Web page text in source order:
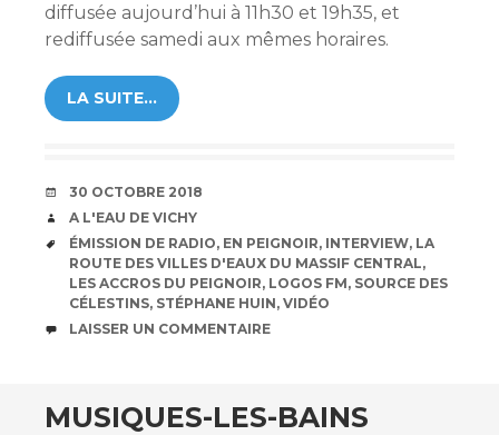
diffusée aujourd’hui à 11h30 et 19h35, et
rediffusée samedi aux mêmes horaires.
LA SUITE…
DATE
30 OCTOBRE 2018
AUTEUR
A L'EAU DE VICHY
ÉTIQUETTES
ÉMISSION DE RADIO, EN PEIGNOIR, INTERVIEW, LA
ROUTE DES VILLES D'EAUX DU MASSIF CENTRAL,
LES ACCROS DU PEIGNOIR, LOGOS FM, SOURCE DES
CÉLESTINS, STÉPHANE HUIN, VIDÉO
COMMENTAIRES
LAISSER UN COMMENTAIRE
MUSIQUES-LES-BAINS